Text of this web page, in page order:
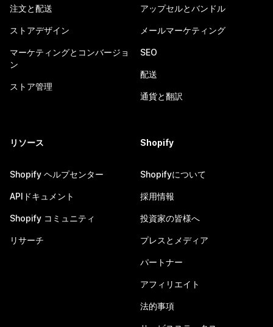
注文と配送
ストアデザイン
マーケティングとコンバージョ
ン
ストア管理
アップセルとバンドル
メールマーケティング
SEO
配送
通貨と翻訳
リソース
Shopify ヘルプセンター
APIドキュメント
Shopify コミュニティ
リサーチ
Shopify
Shopifyについて
採用情報
投資家の皆様へ
プレスとメディア
パートナー
アフィリエイト
法的事項